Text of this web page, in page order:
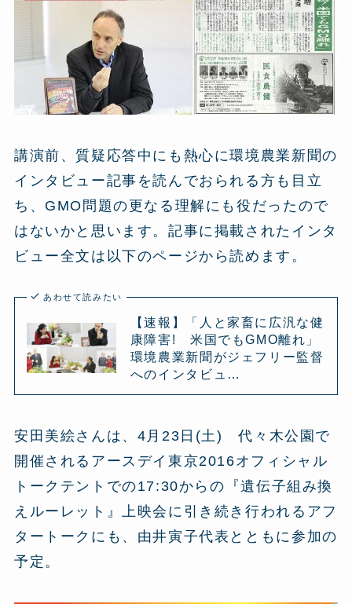
講演前、質疑応答中にも熱心に環境農業新聞の
インタビュー記事を読んでおられる方も目立
ち、GMO問題の更なる理解にも役だったので
はないかと思います。記事に掲載されたインタ
ビュー全文は以下のページから読めます。
あわせて読みたい
【速報】「人と家畜に広汎な健
康障害! 米国でもGMO離れ」
環境農業新聞がジェフリー監督
へのインタビュ…
安田美絵さんは、4月23日(土) 代々木公園で
開催されるアースデイ東京2016オフィシャル
トークテントでの17:30からの『遺伝子組み換
えルーレット』上映会に引き続き行われるアフ
タートークにも、由井寅子代表とともに参加の
予定。